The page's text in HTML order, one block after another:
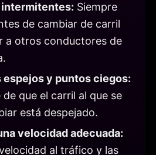
Siempre
de cambiar de carril
a otros conductores de
espejos y puntos ciegos:
de que el carril al que se
está despejado.
velocidad adecuada:
al tráfico y las